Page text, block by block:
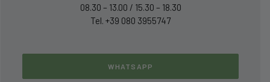
08.30 – 13.00 / 15.30 – 18.30
Tel. +39 080 3955747
WHATSAPP